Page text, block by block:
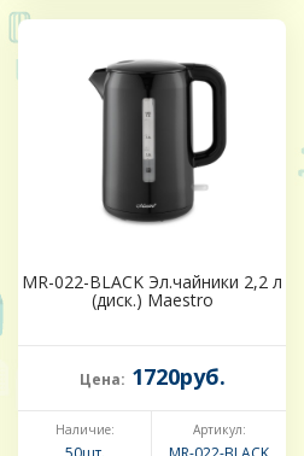
MR-022-BLACK Эл.чайники 2,2 л
(диск.) Maestro
Цена: 1720руб.
Наличие: Артикул: